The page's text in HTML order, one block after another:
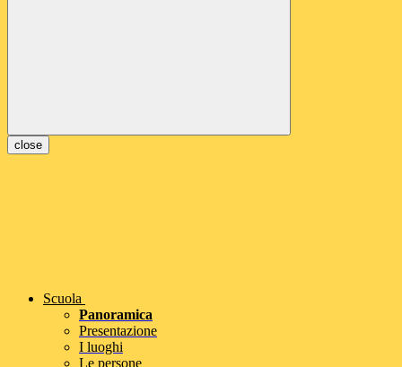
close
Scuola
Panoramica
Presentazione
I luoghi
Le persone